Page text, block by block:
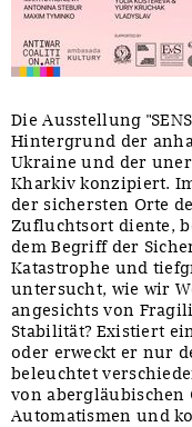
Die Ausstellung
Hintergrund der
Ukraine und der
Kharkiv konzipiert.
der sichersten Orte
Zufluchtsort diente,
dem Begriff der
Katastrophe und
untersucht, wie wir
angesichts von
Stabilität? Existiert
oder erweckt er nur
beleuchtet
von
Automatismen und